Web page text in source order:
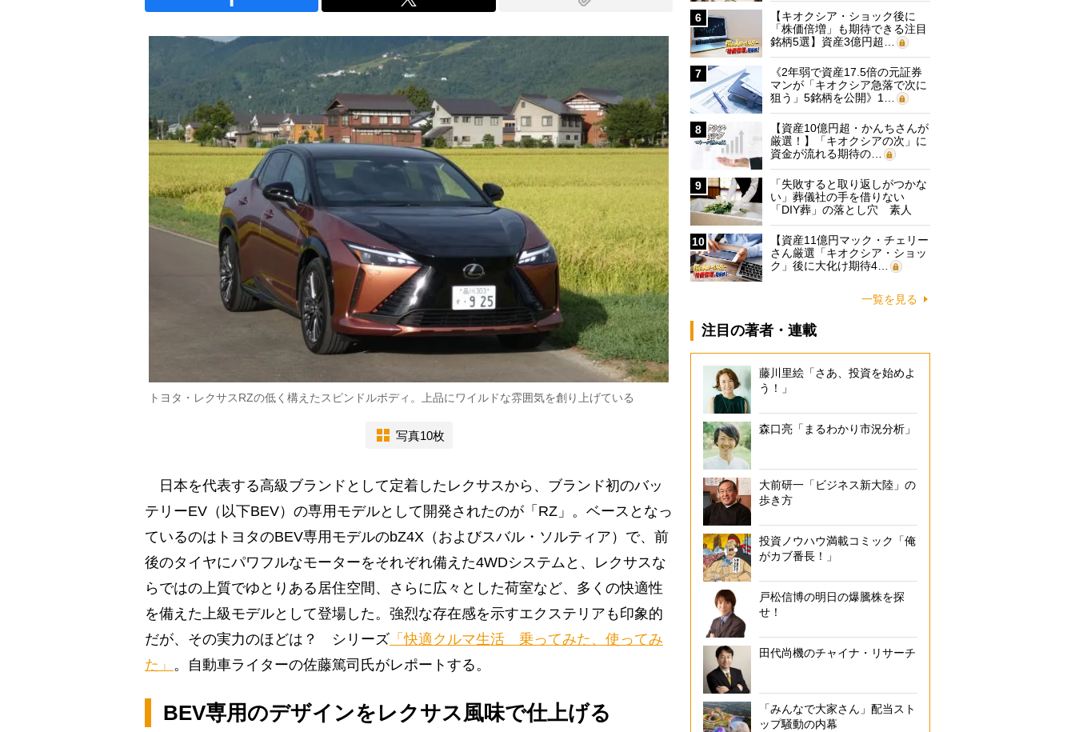
トヨタ・レクサスRZの低く構えたスピンドルボディ。上品にワイルドな雰囲気を創り上げている
写真10枚
日本を代表する高級ブランドとして定着したレクサスから、ブランド初のバッ
テリーEV（以下BEV）の専用モデルとして開発されたのが「RZ」。ベースとなっ
ているのはトヨタのBEV専用モデルのbZ4X（およびスバル・ソルティア）で、前
後のタイヤにパワフルなモーターをそれぞれ備えた4WDシステムと、レクサスな
らではの上質でゆとりある居住空間、さらに広々とした荷室など、多くの快適性
を備えた上級モデルとして登場した。強烈な存在感を示すエクステリアも印象的
だが、その実力のほどは？ シリーズ 「快適クルマ生活 乗ってみた、使ってみ
た」 。自動車ライターの佐藤篤司氏がレポートする。
BEV専用のデザインをレクサス風味で仕上げる
6
【キオクシア・ショック後に
「株価倍増」も期待できる注目
銘柄5選】資産3億円超…
7
《2年弱で資産17.5倍の元証券
マンが「キオクシア急落で次に
狙う」5銘柄を公開》1…
8
【資産10億円超・かんちさんが
厳選！】「キオクシアの次」に
資金が流れる期待の…
9
「失敗すると取り返しがつかな
い」葬儀社の手を借りない
「DIY葬」の落とし穴 素人
に…
10
【資産11億円マック・チェリー
さん厳選「キオクシア・ショッ
ク」後に大化け期待4…
一覧を見る
注目の著者・連載
藤川里絵「さあ、投資を始めよ
う！」
森口亮「まるわかり市況分析」
大前研一「ビジネス新大陸」の
歩き方
投資ノウハウ満載コミック「俺
がカブ番長！」
戸松信博の明日の爆騰株を探
せ！
田代尚機のチャイナ・リサーチ
「みんなで大家さん」配当スト
ップ騒動の内幕